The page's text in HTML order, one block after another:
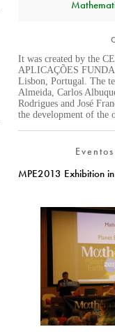
It was created by the
APLICAÇÕES
Lisbon, Portugal. The
Almeida, Carlos
Rodrigues and José
the development of the
MPE2013 Exhibition